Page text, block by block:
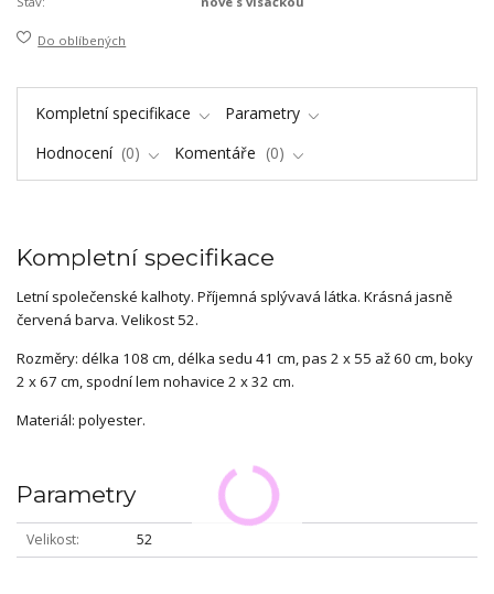
Do oblíbených
Kompletní specifikace
Parametry
Hodnocení
0 Komentáře 0
Kompletní specifikace
Letní společenské kalhoty. Příjemná splývavá látka. Krásná jasně
červená barva. Velikost 52.
Rozměry: délka 108 cm, délka sedu 41 cm, pas 2 x 55 až 60 cm, boky
2 x 67 cm, spodní lem nohavice 2 x 32 cm.
Materiál: polyester.
Parametry
Velikost 52